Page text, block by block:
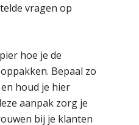
vragen op
hoe je de
Bepaal zo
houd je hier
aanpak zorg je
bij je klanten